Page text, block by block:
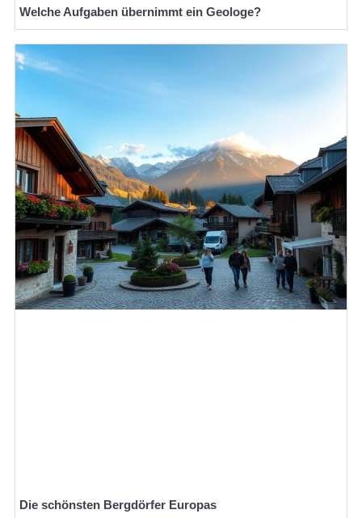
Welche Aufgaben übernimmt ein Geologe?
Die schönsten Bergdörfer Europas